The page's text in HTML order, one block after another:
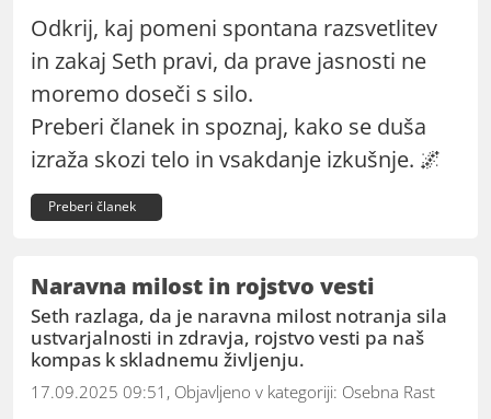
Odkrij, kaj pomeni spontana razsvetlitev
in zakaj Seth pravi, da prave jasnosti ne
moremo doseči s silo.
Preberi članek in spoznaj, kako se duša
izraža skozi telo in vsakdanje izkušnje. 🌌
Preberi članek
Naravna milost in rojstvo vesti
Seth razlaga, da je naravna milost notranja sila
ustvarjalnosti in zdravja, rojstvo vesti pa naš
kompas k skladnemu življenju.
17.09.2025 09:51, Objavljeno v kategoriji: Osebna Rast